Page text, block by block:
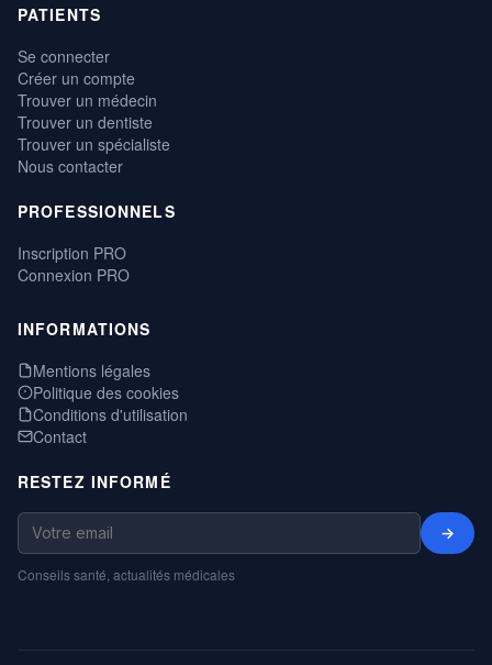
PATIENTS
Se connecter
Créer un compte
Trouver un médecin
Trouver un dentiste
Trouver un spécialiste
Nous contacter
PROFESSIONNELS
Inscription PRO
Connexion PRO
INFORMATIONS
Mentions légales
Politique des cookies
Conditions d'utilisation
Contact
RESTEZ INFORMÉ
→
Conseils santé, actualités médicales